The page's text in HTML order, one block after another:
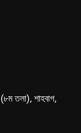
তলা), শাহবাগ,